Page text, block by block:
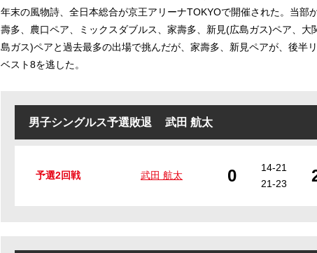
年末の風物詩、全日本総合が京王アリーナTOKYOで開催された。当部
壽多、農口ペア、ミックスダブルス、家壽多、新見(広島ガス)ペア、
島ガス)ペアと過去最多の出場で挑んだが、家壽多、新見ペアが、後半
ベスト8を逃した。
男子シングルス予選敗退 武田 航太
予選2回戦 武田 航太 0
14-21
21-23